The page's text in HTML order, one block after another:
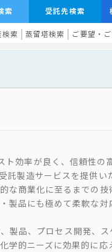
索 受託先検索
検索 蒸留塔検索 ご要望・ご
効率が良く、信頼性の
製造サービスを提供い
な商業化に至るまでの技
製品にも極めて柔軟な対
製品、プロセス開発、ス
学的ニーズに効果的に応